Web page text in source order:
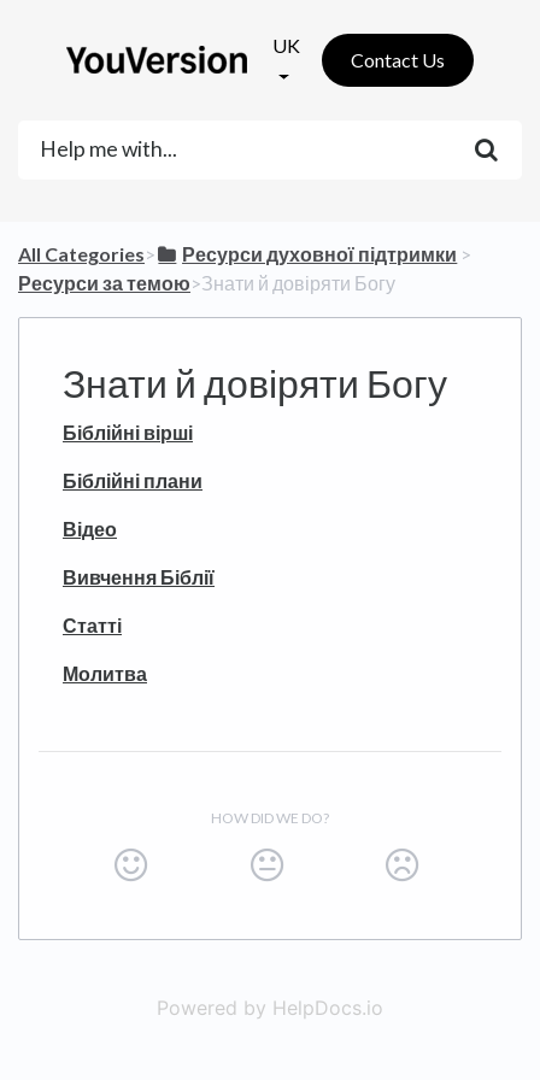
UK
Contact Us
All Categories​>​ ​Ресурси духовної підтримки ​ > ​
Ресурси за темою​>​ Знати й довіряти Богу
Знати й довіряти Богу
Біблійні вірші
Біблійні плани
Відео
Вивчення Біблії
Статті
Молитва
HOW DID WE DO?
Powered by HelpDocs.io